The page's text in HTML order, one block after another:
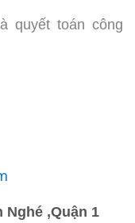
quyết toán công
Nghé ,Quận 1